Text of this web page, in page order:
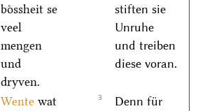
boͤssheit se
veel
mengen
und
dryven.
stiften sie
Unruhe
und treiben
diese voran.
Wente wat
3
Denn für